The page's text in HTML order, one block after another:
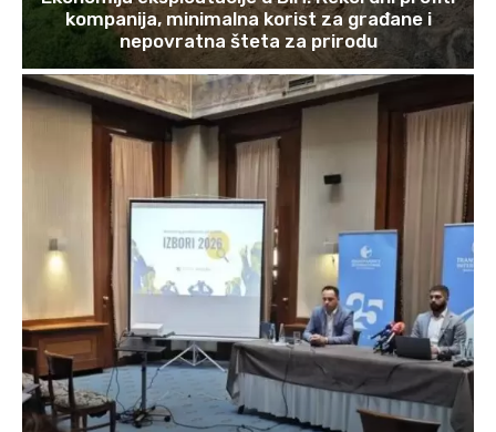
kompanija, minimalna korist za građane i
nepovratna šteta za prirodu